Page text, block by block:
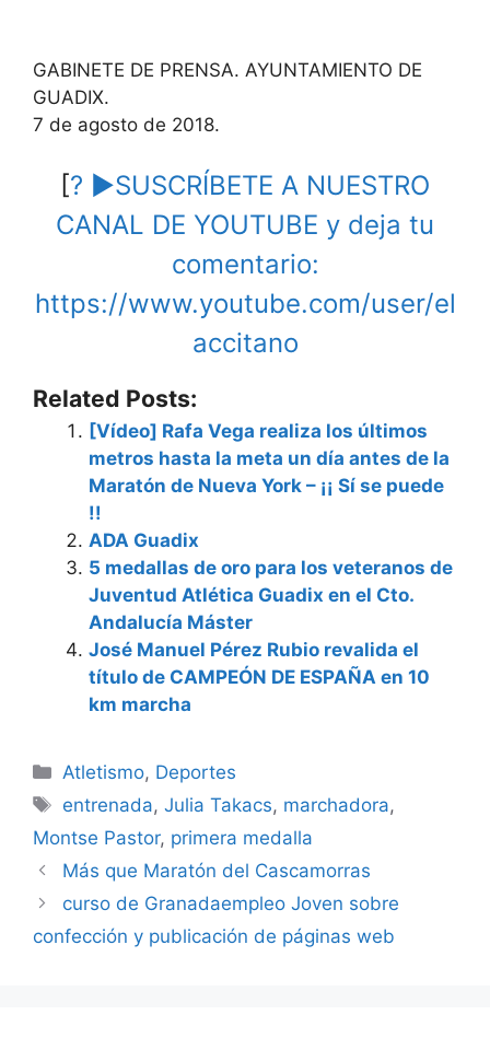
GABINETE DE PRENSA. AYUNTAMIENTO DE
GUADIX.
7 de agosto de 2018.
[? ►SUSCRÍBETE A NUESTRO
CANAL DE YOUTUBE y deja tu
comentario:
https://www.youtube.com/user/el
accitano
Related Posts:
[Vídeo] Rafa Vega realiza los últimos
metros hasta la meta un día antes de la
Maratón de Nueva York – ¡¡ Sí se puede
!!
ADA Guadix
5 medallas de oro para los veteranos de
Juventud Atlética Guadix en el Cto.
Andalucía Máster
José Manuel Pérez Rubio revalida el
título de CAMPEÓN DE ESPAÑA en 10
km marcha
Categorías
Atletismo, Deportes
Etiquetas
entrenada,Julia Takacs, marchadora,
Montse Pastor, primera medalla
Más que Maratón del Cascamorras
curso de Granadaempleo Joven sobre
confección y publicación de páginas web